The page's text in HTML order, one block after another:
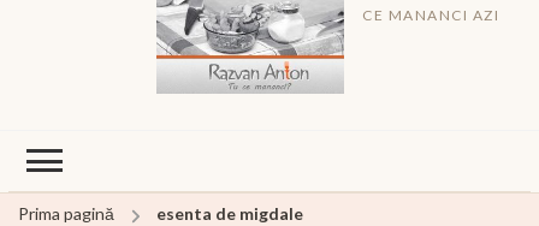
CE MANANCI AZI
Prima pagină esenta de migdale